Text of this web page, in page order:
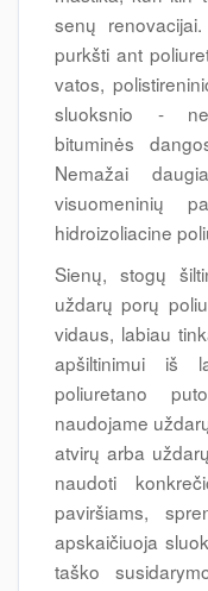
senų
purkšti ant
vatos,
sluoksnio -
bituminės
Nemažai
visuomeninių
hidroizoliacine
Sienų, stogų
uždarų porų
vidaus, labiau
apšiltinimui iš
poliuretano
naudojame
atvirų arba
naudoti
paviršiams,
apskaičiuoja
taško